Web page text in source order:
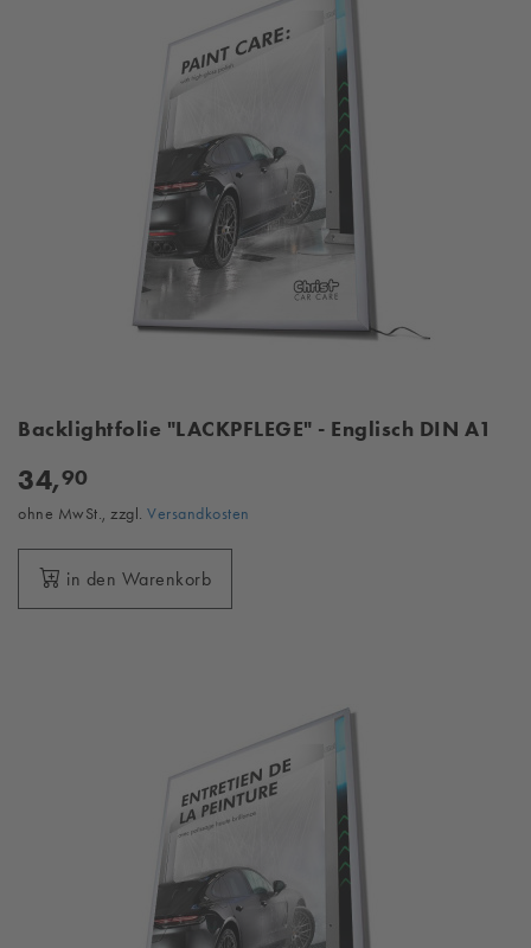
Backlightfolie "LACKPFLEGE" - Englisch DIN A1
34,90
ohne MwSt., zzgl. Versandkosten
in den Warenkorb